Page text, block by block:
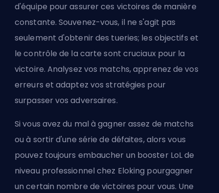
d'équipe pour assurer ces victoires de manière
constante. Souvenez-vous, il ne s'agit pas
seulement d'obtenir des tueries; les objectifs et
le contrôle de la carte sont cruciaux pour la
victoire. Analysez vos matchs, apprenez de vos
erreurs et adaptez vos stratégies pour
surpasser vos adversaires.
Si vous avez du mal à gagner assez de matchs
ou à sortir d'une série de défaites, alors vous
pouvez toujours embaucher un booster LoL de
niveau professionnel chez Eloking pourgagner
un certain nombre de victoires pour vous. Une